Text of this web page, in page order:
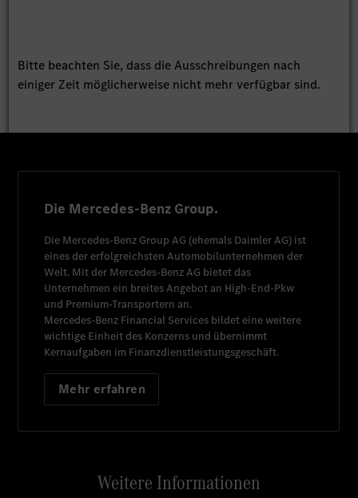
Bitte beachten Sie, dass die Ausschreibungen nach
einiger Zeit möglicherweise nicht mehr verfügbar sind.
Die Mercedes-Benz Group.
Die Mercedes-Benz Group AG (ehemals Daimler AG) ist
eines der erfolgreichsten Automobilunternehmen der
Welt. Mit der Mercedes-Benz AG bietet das
Unternehmen ein breites Angebot an High-End-Pkw
und Premium-Transportern an.
Mercedes-Benz Financial Services bildet eine weitere
wichtige Einheit des Konzerns und übernimmt
Kernaufgaben im Finanzdienstleistungsgeschäft.
Mehr erfahren
Weitere Informationen